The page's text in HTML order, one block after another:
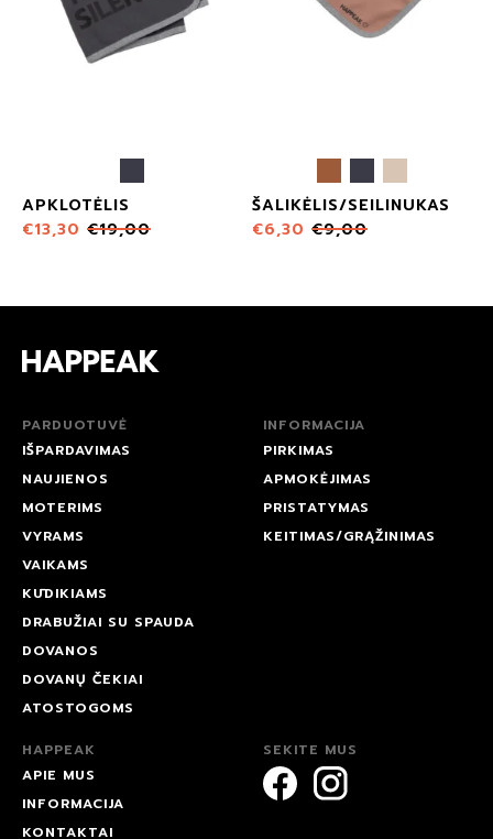
APKLOTĖLIS
€13,30 €19,00
ŠALIKĖLIS/SEILINUKAS
€6,30 €9,00
PARDUOTUVĖ
IŠPARDAVIMAS
NAUJIENOS
MOTERIMS
VYRAMS
VAIKAMS
KŪDIKIAMS
DRABUŽIAI SU SPAUDA
DOVANOS
DOVANŲ ČEKIAI
ATOSTOGOMS
INFORMACIJA
PIRKIMAS
APMOKĖJIMAS
PRISTATYMAS
KEITIMAS/GRĄŽINIMAS
HAPPEAK
APIE MUS
INFORMACIJA
KONTAKTAI
SEKITE MUS